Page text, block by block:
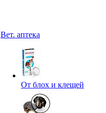
Вет. аптека
От блох и клещей